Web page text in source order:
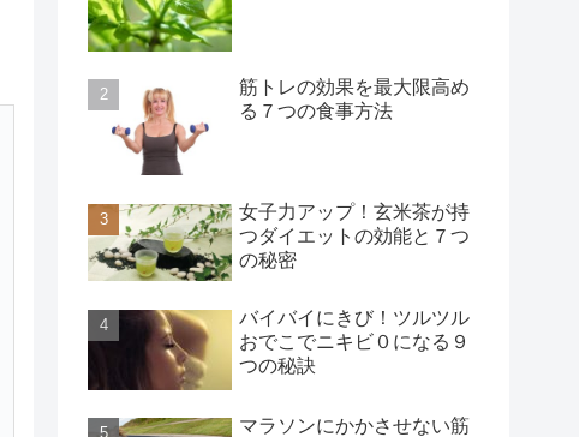
筋トレの効果を最大限高め
る７つの食事方法
女子力アップ！玄米茶が持
つダイエットの効能と７つ
の秘密
バイバイにきび！ツルツル
おでこでニキビ０になる９
つの秘訣
マラソンにかかさせない筋